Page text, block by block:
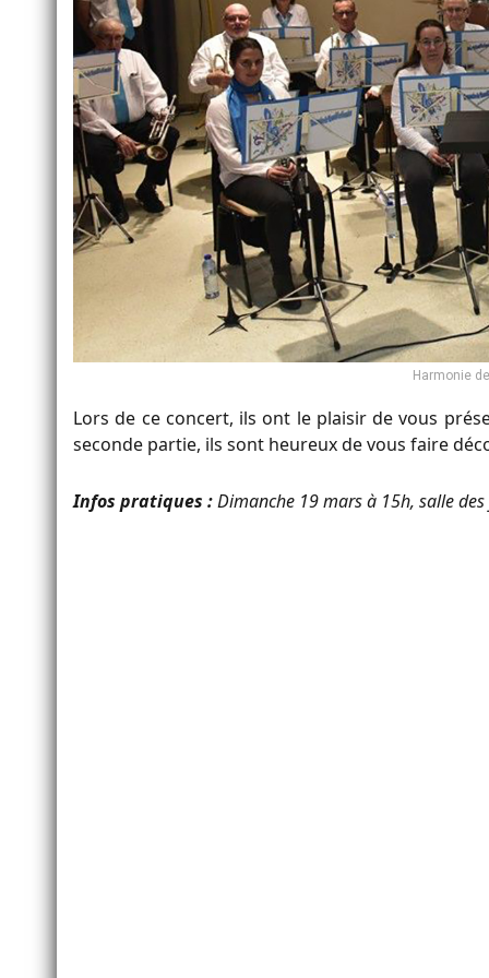
Harmonie
Lors de ce concert, ils ont le plaisir de vous
seconde partie, ils sont heureux de vous faire
Infos pratiques :Dimanche 19 mars à 15h, salle